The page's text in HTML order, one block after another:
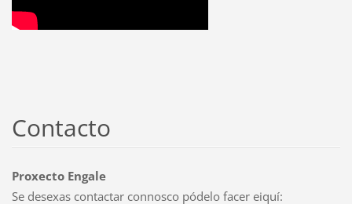
Contacto
Proxecto Engale
Se desexas contactar connosco pódelo facer eiquí: